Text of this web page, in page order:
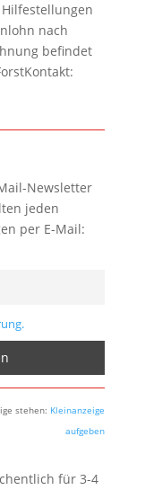
nach
befindet
Newsletter
jeden
per E-Mail:
stehen: Kleinanzeige
aufgeben
für 3-4